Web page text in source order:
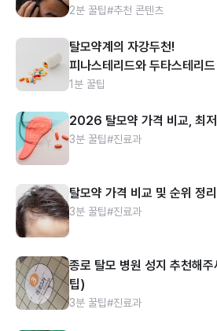
2분 꿀팁#추천 콘텐츠
탈모약계의 자강두천!
피나스테리드와 두타스테리드
1분 꿀팁
2026 탈모약 가격 비교, 최
3분 꿀팁#진료과
탈모약 가격 비교 및 순위 정
3분 꿀팁#진료과
종로 탈모 병원 성지 추천해
팁)
3분 꿀팁#진료과